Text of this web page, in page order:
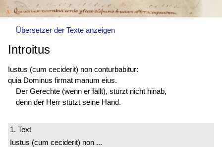
Übersetzer der Texte anzeigen
Introitus
Iustus (cum ceciderit) non conturbabitur:
quia Dominus firmat manum eius.
Der Gerechte (wenn er fällt), stürzt nicht hinab,
denn der Herr stützt seine Hand.
1. Text
Iustus (cum ceciderit) non ...